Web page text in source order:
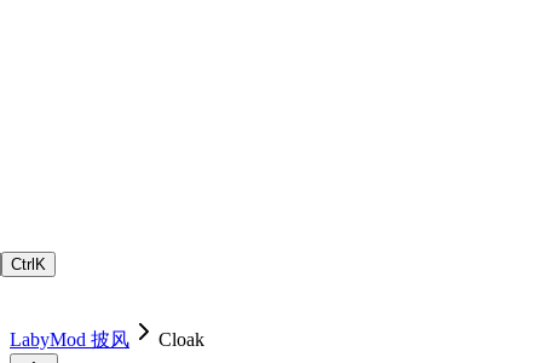
Ctrl K
LabyMod 披风 Cloak